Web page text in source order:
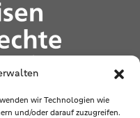
wir Technologien wie
und/oder darauf zuzugreifen.